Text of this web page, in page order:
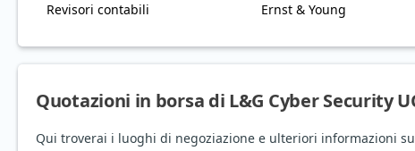
Revisori contabili Ernst & Young
Quotazioni in borsa di L&G Cyber Security
Qui troverai i luoghi di negoziazione e ulteriori informazioni su